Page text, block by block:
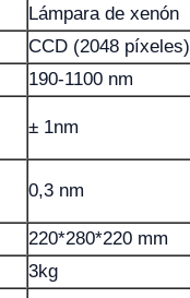
Lámpara de xenón
CCD (2048 píxeles)
190-1100 nm
± 1nm
0,3 nm
220*280*220 mm
3kg